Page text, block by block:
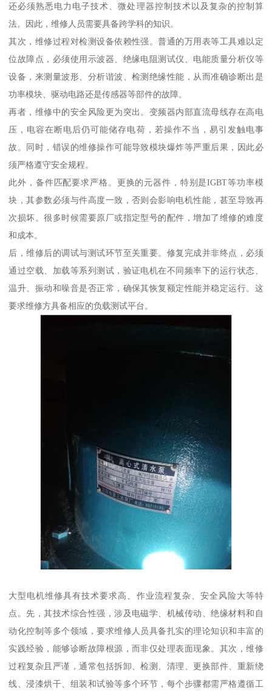
还必须熟悉电力电子技术、微处理器控制技术以及复杂的控制算
法。因此，维修人员需要具备跨学科的知识。
其次，维修过程对检测设备依赖性强。普通的万用表等工具难以定
位故障点，必须使用示波器、绝缘电阻测试仪、电能质量分析仪等
设备，来测量波形、分析谐波、检测绝缘性能，从而准确诊断出是
功率模块、驱动电路还是传感器等部件的故障。
再者，维修中的安全风险更为突出。变频器内部直流母线存在高电
压，电容在断电后仍可能储存电荷，若操作不当，易引发触电事
故。同时，错误的维修操作可能导致模块爆炸等严重后果，因此必
须严格遵守安全规程。
此外，备件匹配要求严格。更换的元器件，特别是IGBT等功率模
块，其参数必须与件高度一致，否则会影响电机性能，甚至导致再
次损坏。很多时候需要原厂或指定型号的配件，增加了维修的难度
和成本。
后，维修后的调试与测试环节至关重要。修复完成并非终点，必须
通过空载、加载等系列测试，验证电机在不同频率下的运行状态、
温升、振动和噪音是否正常，确保其恢复额定性能并稳定运行。这
要求维修方具备相应的负载测试平台。
大型电机维修具有技术要求高、作业流程复杂、安全风险大等特
点。先，其技术综合性强，涉及电磁学、机械传动、绝缘材料和自
动化控制等多个领域，要求维修人员具备扎实的理论知识和丰富的
实践经验，能够诊断故障根源，而非仅处理表面现象。其次，维修
过程复杂且严谨，通常包括拆卸、检测、清理、更换部件、重新绕
线、浸漆烘干、组装和试验等多个环节，每个步骤都需严格遵循工